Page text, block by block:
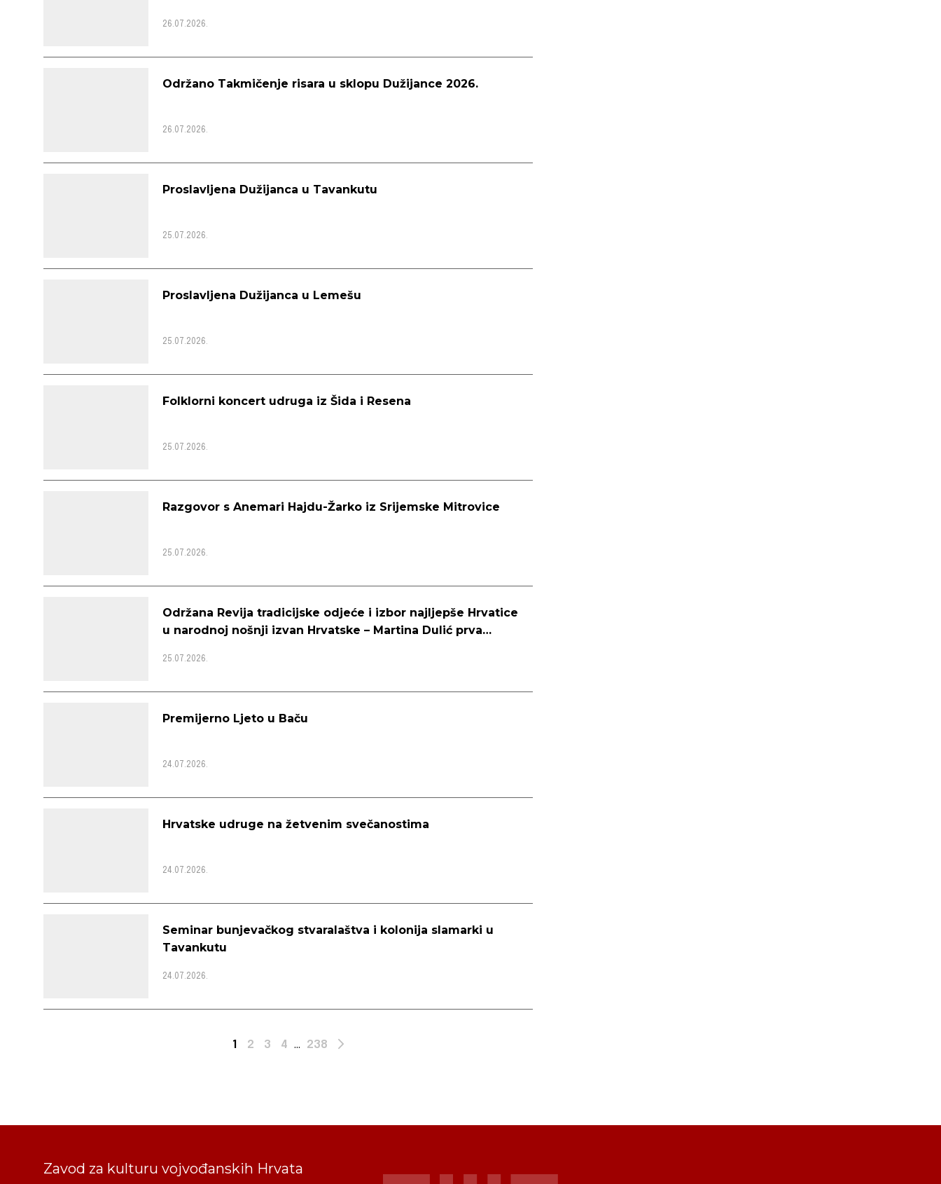
26.07.2026.
Održano Takmičenje risara u sklopu Dužijance 2026.
26.07.2026.
Proslavljena Dužijanca u Tavankutu
25.07.2026.
Proslavljena Dužijanca u Lemešu
25.07.2026.
Folklorni koncert udruga iz Šida i Resena
25.07.2026.
Razgovor s Anemari Hajdu-Žarko iz Srijemske Mitrovice
25.07.2026.
Održana Revija tradicijske odjeće i izbor najljepše Hrvatice
u narodnoj nošnji izvan Hrvatske – Martina Dulić prva
25.07.2026.
Premijerno Ljeto u Baču
24.07.2026.
Hrvatske udruge na žetvenim svečanostima
24.07.2026.
Seminar bunjevačkog stvaralaštva i kolonija slamarki u
Tavankutu
24.07.2026.
1 2 3 4 ... 238 Next
Zavod za kulturu vojvođanskih Hrvata